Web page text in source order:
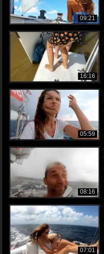
09:21
16:16
05:59
08:16
07:01